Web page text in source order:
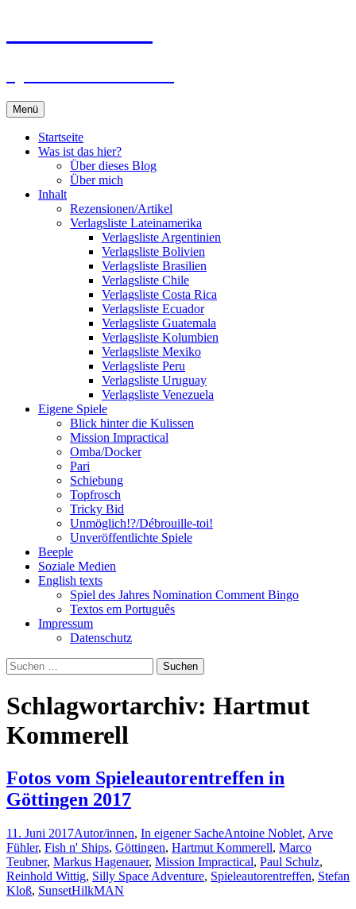
Menü
Startseite
Was ist das hier?
Über dieses Blog
Über mich
Inhalt
Rezensionen/Artikel
Verlagsliste Lateinamerika
Verlagsliste Argentinien
Verlagsliste Bolivien
Verlagsliste Brasilien
Verlagsliste Chile
Verlagsliste Costa Rica
Verlagsliste Ecuador
Verlagsliste Guatemala
Verlagsliste Kolumbien
Verlagsliste Mexiko
Verlagsliste Peru
Verlagsliste Uruguay
Verlagsliste Venezuela
Eigene Spiele
Blick hinter die Kulissen
Mission Impractical
Omba/Docker
Pari
Schiebung
Topfrosch
Tricky Bid
Unmöglich!?/Débrouille-toi!
Unveröffentlichte Spiele
Beeple
Soziale Medien
English texts
Spiel des Jahres Nomination Comment Bingo
Textos em Português
Impressum
Datenschutz
Suchen
nach:
Schlagwortarchiv: Hartmut
Kommerell
Fotos vom Spieleautorentreffen in
Göttingen 2017
11. Juni 2017Autor/innen, In eigener SacheAntoine Noblet, Arve
Fühler, Fish n' Ships, Göttingen, Hartmut Kommerell, Marco
Teubner, Markus Hagenauer, Mission Impractical, Paul Schulz,
Reinhold Wittig, Silly Space Adventure, Spieleautorentreffen, Stefan
Kloß, SunsetHilkMAN